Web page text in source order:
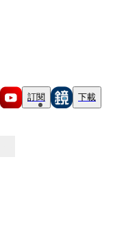
訂閱 下載